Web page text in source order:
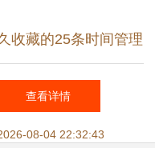
收藏的25条时间管理
每一天都高效无忧
查看详情
08-04 22:32:43